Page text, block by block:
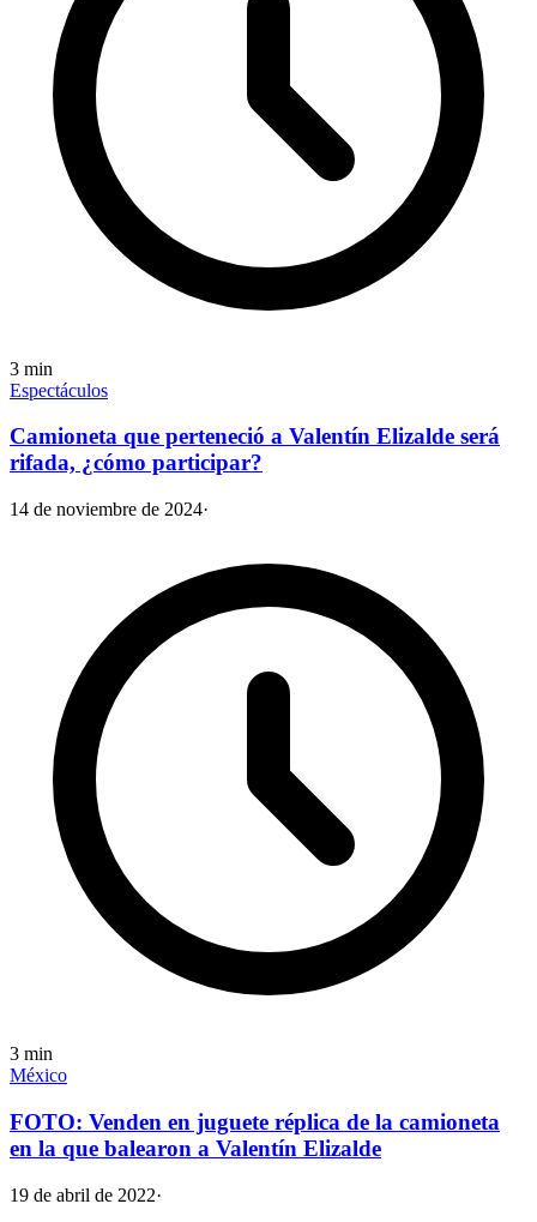
3 min
Espectáculos
Camioneta que perteneció a Valentín Elizalde será
rifada, ¿cómo participar?
14 de noviembre de 2024·
3 min
México
FOTO: Venden en juguete réplica de la camioneta
en la que balearon a Valentín Elizalde
19 de abril de 2022·